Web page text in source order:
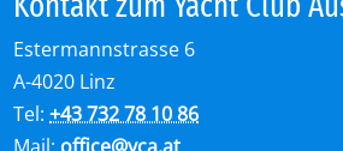
Estermannstrasse 6
A-4020 Linz
Tel:+43 732 78 10 86